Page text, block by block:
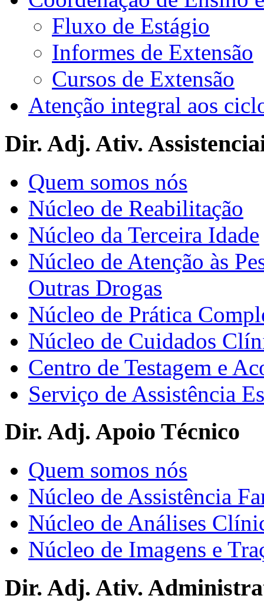
Fluxo de Estágio
Informes de Extensão
Cursos de Extensão
Atenção integral aos
Dir. Adj. Ativ.
Quem somos nós
Núcleo de Reabilitação
Núcleo da Terceira Idade
Núcleo de Atenção às
Outras Drogas
Núcleo de Prática
Núcleo de Cuidados
Centro de Testagem e
Serviço de Assistência
Dir. Adj. Apoio Técnico
Quem somos nós
Núcleo de Assistência
Núcleo de Análises
Núcleo de Imagens e
Dir. Adj. Ativ.